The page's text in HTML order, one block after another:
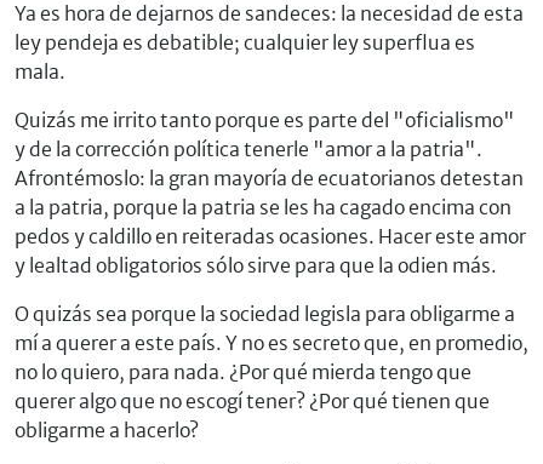
Ya es hora de dejarnos de sandeces: la necesidad de esta
ley pendeja es debatible; cualquier ley superflua es
mala.
Quizás me irrito tanto porque es parte del "oficialismo"
y de la corrección política tenerle "amor a la patria".
Afrontémoslo: la gran mayoría de ecuatorianos detestan
a la patria, porque la patria se les ha cagado encima con
pedos y caldillo en reiteradas ocasiones. Hacer este amor
y lealtad obligatorios sólo sirve para que la odien más.
O quizás sea porque la sociedad legisla para obligarme a
mí a querer a este país. Y no es secreto que, en promedio,
no lo quiero, para nada. ¿Por qué mierda tengo que
querer algo que no escogí tener? ¿Por qué tienen que
obligarme a hacerlo?